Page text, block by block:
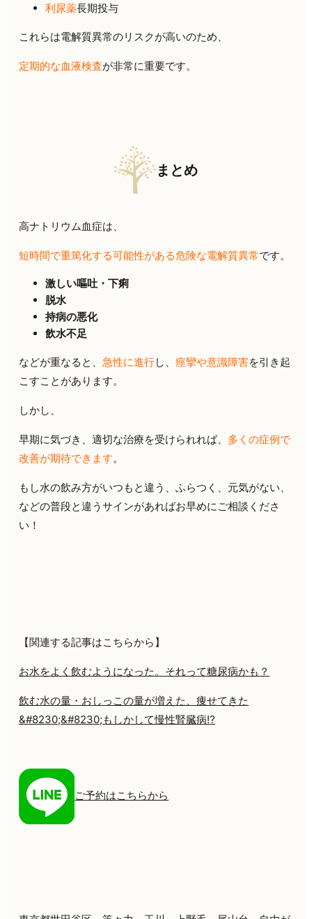
利尿薬長期投与
これらは電解質異常のリスクが高いのため、
定期的な血液検査が非常に重要です。
まとめ
高ナトリウム血症は、
短時間で重篤化する可能性がある危険な電解質異常です。
激しい嘔吐・下痢
脱水
持病の悪化
飲水不足
などが重なると、急性に進行し、痙攣や意識障害を引き起
こすことがあります。
しかし、
早期に気づき、適切な治療を受けられれば、 多くの症例で
改善が期待できます。
もし水の飲み方がいつもと違う、ふらつく、元気がない、
などの普段と違うサインがあればお早めにご相談くださ
い！
【関連する記事はこちらから】
お水をよく飲むようになった。それって糖尿病かも？
飲む水の量・おしっこの量が増えた、痩せてきた
&#8230;&#8230;もしかして慢性腎臓病⁉
ご予約はこちらから